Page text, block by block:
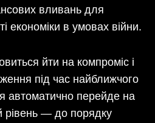
вливань для
економіки в умовах війни.
йти на компроміс і
під час найближчого
автоматично перейде на
рівень — до порядку